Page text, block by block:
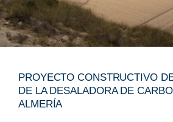
PROYECTO CONSTRUCTIVO
DE LA DESALADORA DE
ALMERÍA